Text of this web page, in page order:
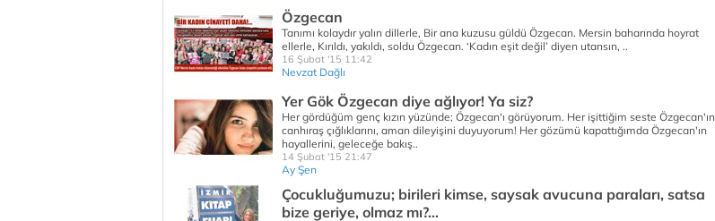
Özgecan
Tanımı kolaydır yalın dillerle, Bir ana kuzusu güldü Özgecan. Mersin baharında hoyrat
ellerle, Kırıldı, yakıldı, soldu Özgecan. ‘Kadın eşit değil’ diyen utansın, ..
16 Şubat '15 11:42
Nevzat Dağlı
Yer Gök Özgecan diye ağlıyor! Ya siz?
Her gördüğüm genç kızın yüzünde; Özgecan'ı görüyorum. Her işittiğim seste Özgecan'ın
canhıraş çığlıklarını, aman dileyişini duyuyorum! Her gözümü kapattığımda Özgecan'ın
hayallerini, geleceğe bakış..
14 Şubat '15 21:47
Ay Şen
Çocukluğumuzu; birileri kimse, saysak avucuna paraları, satsa
bize geriye, olmaz mı?...